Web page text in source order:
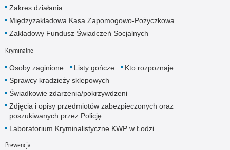
Zakres działania
Międzyzakładowa Kasa Zapomogowo-Pożyczkowa
Zakładowy Fundusz Świadczeń Socjalnych
Kryminalne
Osoby zaginione Listy gończe
Kto rozpoznaje
Sprawcy kradzieży sklepowych
Świadkowie zdarzenia/pokrzywdzeni
Zdjęcia i opisy przedmiotów zabezpieczonych oraz
poszukiwanych przez Policję
Laboratorium Kryminalistyczne KWP w Łodzi
Prewencja